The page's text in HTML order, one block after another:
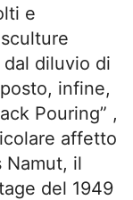
e
diluvio di
infine,
Pouring” ,
affetto
Namut, il
del 1949